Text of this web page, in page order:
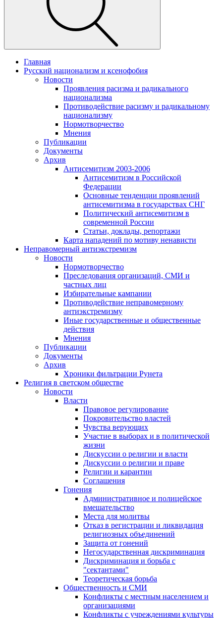
Главная
Русский национализм и ксенофобия
Новости
Проявления расизма и радикального
национализма
Противодействие расизму и радикальному
национализму
Нормотворчество
Мнения
Публикации
Документы
Архив
Антисемитизм 2003-2006
Антисемитизм в Российской
Федерации
Основные тенденции проявлений
антисемитизма в государствах СНГ
Политический антисемитизм в
современной России
Статьи, доклады, репортажи
Карта нападений по мотиву ненависти
Неправомерный антиэкстремизм
Новости
Нормотворчество
Преследования организаций, СМИ и
частных лиц
Избирательные кампании
Противодействие неправомерному
антиэкстремизму
Иные государственные и общественные
действия
Мнения
Публикации
Документы
Архив
Хроники фильтрации Рунета
Религия в светском обществе
Новости
Власти
Правовое регулирование
Покровительство властей
Чувства верующих
Участие в выборах и в политической
жизни
Дискуссии о религии и власти
Дискуссии о религии и праве
Религии и карантин
Соглашения
Гонения
Административное и полицейское
вмешательство
Места для молитвы
Отказ в регистрации и ликвидация
религиозных объединений
Защита от гонений
Негосударственная дискриминация
Дискриминация и борьба с
"сектантами"
Теоретическая борьба
Общественность и СМИ
Конфликты с местным населением и
организациями
Конфликты с учреждениями культуры